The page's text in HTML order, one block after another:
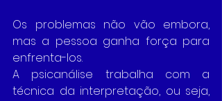
Os problemas não vão embora,
mas a pessoa ganha força para
enfrenta-los.
A psicanálise trabalha com a
técnica da interpretação, ou seja,